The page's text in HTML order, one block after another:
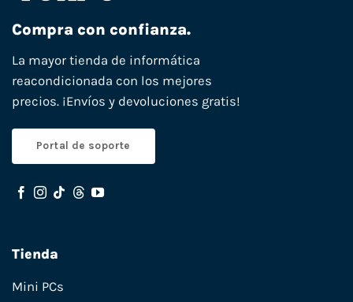
Compra con confianza.
La mayor tienda de informática
reacondicionada con los mejores
precios. ¡Envíos y devoluciones gratis!
Portal de soporte
Tienda
Mini PCs